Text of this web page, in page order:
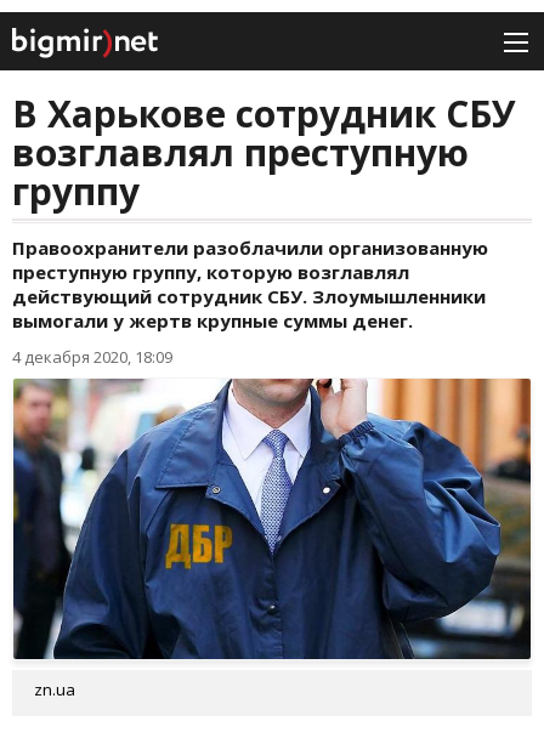
В Харькове сотрудник СБУ
возглавлял преступную
группу
Правоохранители разоблачили организованную
преступную группу, которую возглавлял
действующий сотрудник СБУ. Злоумышленники
вымогали у жертв крупные суммы денег.
4 декабря 2020, 18:09
zn.ua